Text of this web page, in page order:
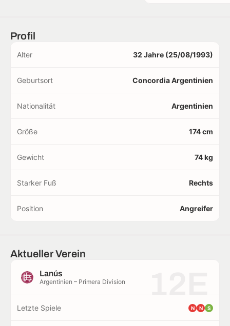
Profil
Alter 32 Jahre (25/08/1993)
Geburtsort Concordia Argentinien
Nationalität Argentinien
Größe 174 cm
Gewicht 74 kg
Starker Fuß Rechts
Position Angreifer
Aktueller Verein
Lanús
Argentinien – Primera Division
Letzte Spiele N N S